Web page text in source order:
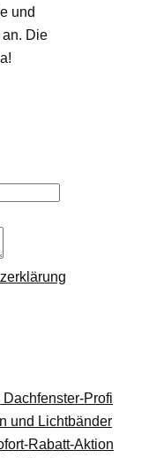
und
Die
Dachfenster-Profi
und Lichtbänder
Rabatt-Aktion